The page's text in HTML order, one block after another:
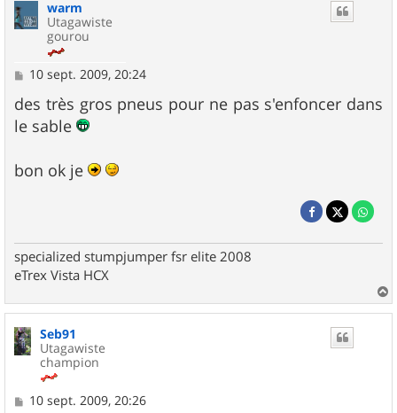
warm
Utagawiste
gourou
M
s
s
a
10 sept. 2009, 20:24
des très gros pneus pour ne pas s'enfoncer dans
le sable
bon ok je
specialized stumpjumper fsr elite 2008
eTrex Vista HCX
a
u
Seb91
Utagawiste
champion
M10 sept. 2009, 20:26